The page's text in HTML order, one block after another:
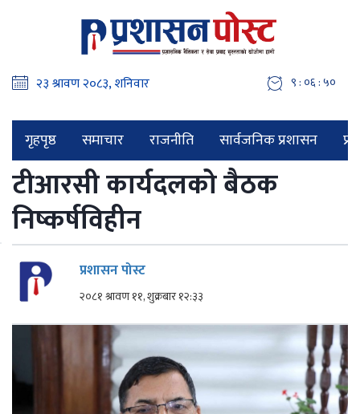
९ : ०६ : ५१
गृहपृष्ठ समाचार राजनीति सार्वजनिक प्रशासन
टीआरसी कार्यदलको बैठक
निष्कर्षविहीन
प्रशासन पोस्ट
२०८१ श्रावण ११, शुक्रबार १२:३३